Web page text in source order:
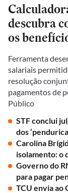
descubra
os
Ferramenta
salariais
resolução
pagamentos de
Público
STF conclui
dos
Carolina
isolamento: o
Governo do
para pagar
TCU envia ao